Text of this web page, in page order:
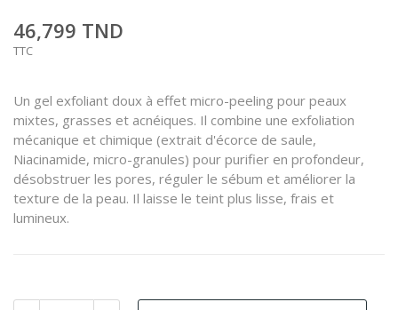
46,799 TND
TTC
Un gel exfoliant doux à effet micro-peeling pour peaux
mixtes, grasses et acnéiques. Il combine une exfoliation
mécanique et chimique (extrait d'écorce de saule,
Niacinamide, micro-granules) pour purifier en profondeur,
désobstruer les pores, réguler le sébum et améliorer la
texture de la peau. Il laisse le teint plus lisse, frais et
lumineux.